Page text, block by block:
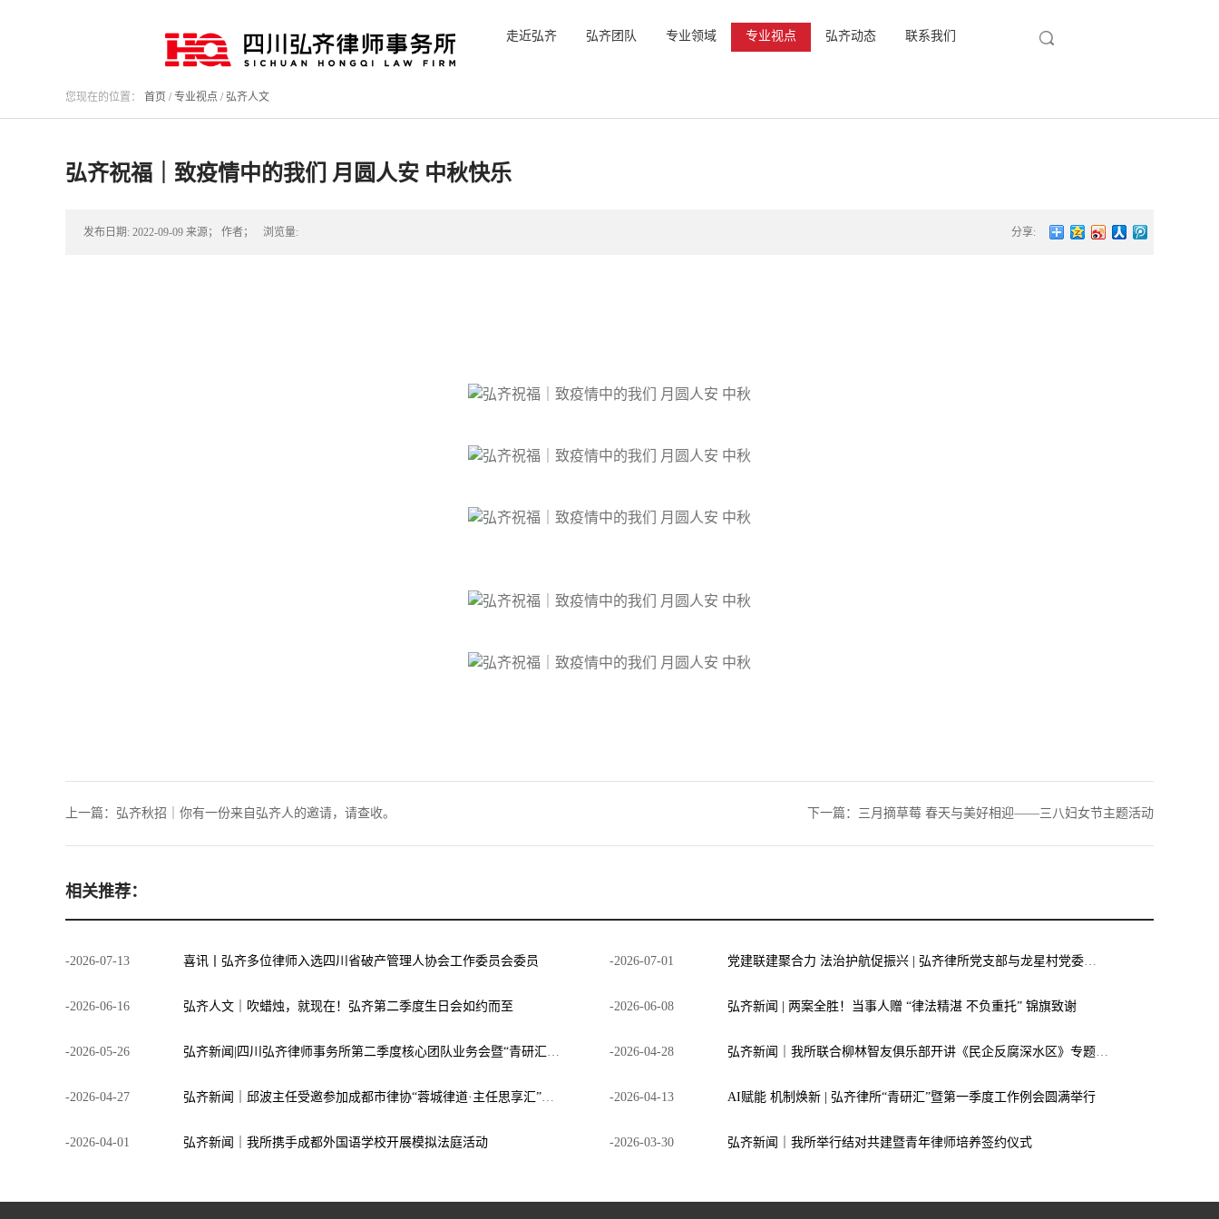
走近弘齐 弘齐团队 专业领域 专业视点 弘齐动态 联系我们
您现在的位置： 首页 /专业视点 / 弘齐人文
弘齐祝福｜致疫情中的我们 月圆人安 中秋快乐
发布日期: 2022-09-09 来源； 作者； 浏览量: 分享:
上一篇： 弘齐秋招｜你有一份来自弘齐人的邀请，请查收。 下一篇： 三月摘草莓 春天与美好相迎——三八妇女节主题活动
相关推荐：
-2026-07-13 喜讯丨弘齐多位律师入选四川省破产管理人协会工作委员会委员 -2026-07-01 党建联建聚合力 法治护航促振兴 | 弘齐律所党支部与龙星村党委联合开展庆 “七一” 主题党日活动
-2026-06-16 弘齐人文｜吹蜡烛，就现在！弘齐第二季度生日会如约而至 -2026-06-08 弘齐新闻 | 两案全胜！当事人赠 “律法精湛 不负重托” 锦旗致谢
-2026-05-26 弘齐新闻|四川弘齐律师事务所第二季度核心团队业务会暨“青研汇”圆满召开 -2026-04-28 弘齐新闻｜我所联合柳林智友俱乐部开讲《民企反腐深水区》专题讲座，助力企业筑牢廉洁合规“生命线”
-2026-04-27 弘齐新闻｜邱波主任受邀参加成都市律协“蓉城律道·主任思享汇”第三期，分享弘齐一体化模式 -2026-04-13 AI赋能 机制焕新 | 弘齐律所“青研汇”暨第一季度工作例会圆满举行
-2026-04-01 弘齐新闻｜我所携手成都外国语学校开展模拟法庭活动 -2026-03-30 弘齐新闻｜我所举行结对共建暨青年律师培养签约仪式